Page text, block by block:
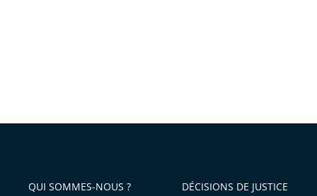
QUI SOMMES-NOUS ? DÉCISIONS DE JUSTICE